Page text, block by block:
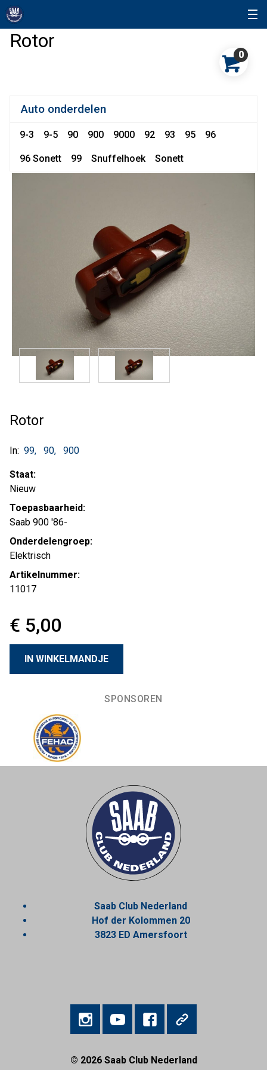
Rotor
0
Auto onderdelen
9-3 9-5 90 900 9000 92 93 95 96
96 Sonett 99 Snuffelhoek Sonett
Rotor
In: 99 90 900
Staat:
Nieuw
Toepasbaarheid:
Saab 900 '86-
Onderdelengroep:
Elektrisch
Artikelnummer:
11017
€ 5,00
SPONSOREN
Saab Club Nederland
Hof der Kolommen 20
3823 ED Amersfoort
© 2026Saab Club Nederland